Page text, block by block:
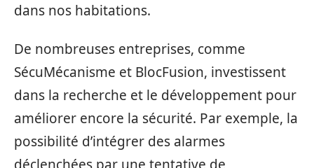
dans nos habitations.
De nombreuses entreprises, comme
SécuMécanisme et BlocFusion, investissent
dans la recherche et le développement pour
améliorer encore la sécurité. Par exemple, la
possibilité d’intégrer des alarmes